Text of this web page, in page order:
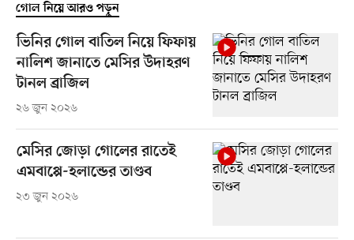
গোল নিয়ে আরও পড়ুন
ভিনির গোল বাতিল নিয়ে ফিফায়
নালিশ জানাতে মেসির উদাহরণ
টানল ব্রাজিল
২৬ জুন ২০২৬
মেসির জোড়া গোলের রাতেই
এমবাপ্পে-হলান্ডের তাণ্ডব
২৩ জুন ২০২৬